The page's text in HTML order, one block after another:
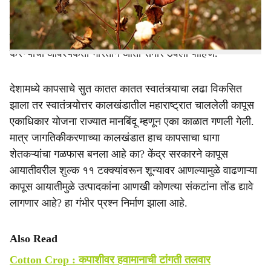
ही भारताच्या एकूण कापड निर्मितीच्या केवळ सहा टक्के आणि
उद्योगाच्या एकूण मूल्याच्या दीड टक्क्यांपेक्षा कमी आहे. त्यामुळे निर्यात-
केंद्रित धोरणांच्या ऐवजी देशांतर्गत अर्थव्यवस्थेचे सबलीकरण
करण्याची आवश्यकता भारताने आता समोर ठेवली पाहिजे.
देशामध्ये कापसाचे सुत कातत कातत स्वातंत्र्याचा लढा विकसित
झाला तर स्वातंत्र्योत्तर कालखंडातील महाराष्ट्रात चाललेली कापूस
एकाधिकार योजना राज्यात मानबिंदू म्हणून एका काळात गणली गेली.
मात्र जागतिकीकरणाच्या कालखंडात हाच कापसाचा धागा
शेतकऱ्यांचा गळफास बनला आहे का? केंद्र सरकारने कापूस
आयातीवरील शुल्क ११ टक्क्यांवरून शून्यावर आणल्यामुळे वाढणाऱ्या
कापूस आयातीमुळे उत्पादकांना आणखी कोणत्या संकटांना तोंड द्यावे
लागणार आहे? हा गंभीर प्रश्न निर्माण झाला आहे.
Also Read
Cotton Crop : कपाशीवर हवामानाची टांगती तलवार